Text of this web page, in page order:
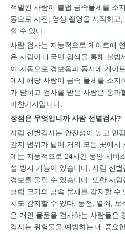
적발된 사람이 불법 금속물체를 소
동으로 사진, 영상 촬영을 시작하고
할 수 있다.
사람 검사는 지능적으로 게이트에
은 사람이 대국민 검색을 통해 불법
이 자동으로 경보음과 동시에 게이
에서 해당 사람이 금속 물체를 소지
가 닫히고 검사를 받은 사람은 통과
마찬가지입니다.
장점은 무엇입니까사람 선별검사?
사람 선별검사는 안전성이 높고 민
감지 범위가 넓어 거의 모든 곳에서
에는 지능적으로 24시간 동안 서비
섭 방지 기능이 있습니다. 사람 선
경보를 울릴 수 있습니다. 또한 사
클립 크기의 금속 물체를 감지할 수
치도 감지할 수 있다. 동전, 열쇠,
은 개인 물품을 검사하는 사람들은
검사는 위험물을 예방하는 데 중요